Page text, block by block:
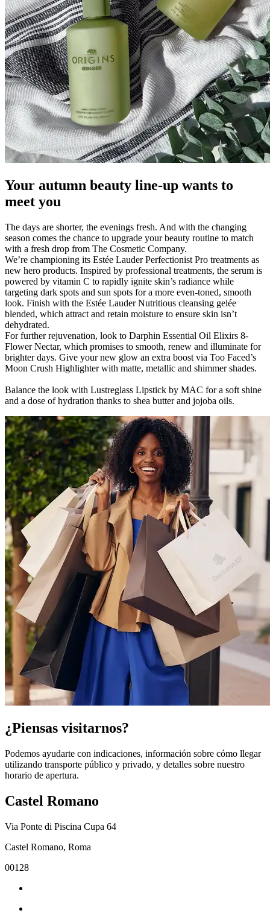
Your autumn beauty line-up wants to
meet you
The days are shorter, the evenings fresh. And with the changing
season comes the chance to upgrade your beauty routine to match
with a fresh drop from The Cosmetic Company.
We’re championing its Estée Lauder Perfectionist Pro treatments as
new hero products. Inspired by professional treatments, the serum is
powered by vitamin C to rapidly ignite skin’s radiance while
targeting dark spots and sun spots for a more even-toned, smooth
look. Finish with the Estée Lauder Nutritious cleansing gelée
blended, which attract and retain moisture to ensure skin isn’t
dehydrated.
For further rejuvenation, look to Darphin Essential Oil Elixirs 8-
Flower Nectar, which promises to smooth, renew and illuminate for
brighter days. Give your new glow an extra boost via Too Faced’s
Moon Crush Highlighter with matte, metallic and shimmer shades.
Balance the look with Lustreglass Lipstick by MAC for a soft shine
and a dose of hydration thanks to shea butter and jojoba oils.
¿Piensas visitarnos?
Podemos ayudarte con indicaciones, información sobre cómo llegar
utilizando transporte público y privado, y detalles sobre nuestro
horario de apertura.
Castel Romano
Via Ponte di Piscina Cupa 64
Castel Romano, Roma
00128